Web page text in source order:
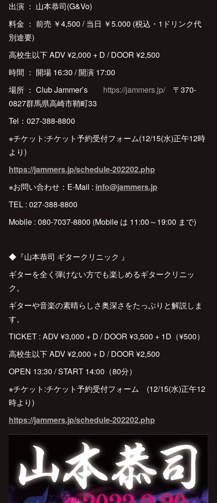
出演 ： 山本恭司(G&Vo)
料金 ： 前売 ￥4,500 / 当日 ￥5.000 (税込・1ドリンク代
別途要)
高校生以下 ADV ¥2,000 + D / DOOR ¥2,500
時間 ： 開場 16:30 / 開演 17:00
場所 ： Club Jammer’s https://jammers.jp/〒370-
0827群馬県高崎市鞘町33
Tel：027-388-8800
※チケット:チケット予約受付フォーム(12/15(水)正午12時
より)
https://jammers.jp/schedule-202202.php
※お問い合わせ：E-Mail : info@jammers.jp
TEL : 027-388-8800
Mobile : 080-7037-8800 (Mobile は 11:00～19:00 まで)
◆『山本恭司 ギタークリニック 』
ギターを全く弾けない方でも楽しめるギタークリニッ
ク。
ギターや音楽の素晴らしさ奥深さをたっぷりと解説しま
す。
TICKET : ADV ¥3,000 + D / DOOR ¥3,500 + 1D（¥500）
高校生以下 ADV ¥2,000 + D / DOOR ¥2,500
OPEN 13:30 / START 14:00（80分）
※チケット:チケット予約受付フォーム (12/15(水)正午12
時より)
https://jammers.jp/schedule-202202.php